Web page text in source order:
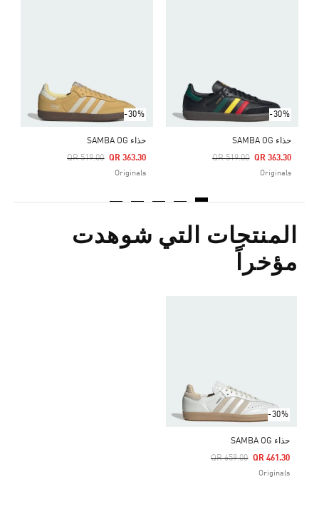
-30%
حذاء SAMBA OG
Price Reduced From
QR 519.00
To QR 363.30
Originals
-30%
حذاء SAMBA OG
Price Reduced From
QR 519.00
To QR 363.30
Originals
المنتجات التي شوهدت
مؤخراً
-30%
حذاء SAMBA OG
Price Reduced From
QR 659.00
To QR 461.30
Originals